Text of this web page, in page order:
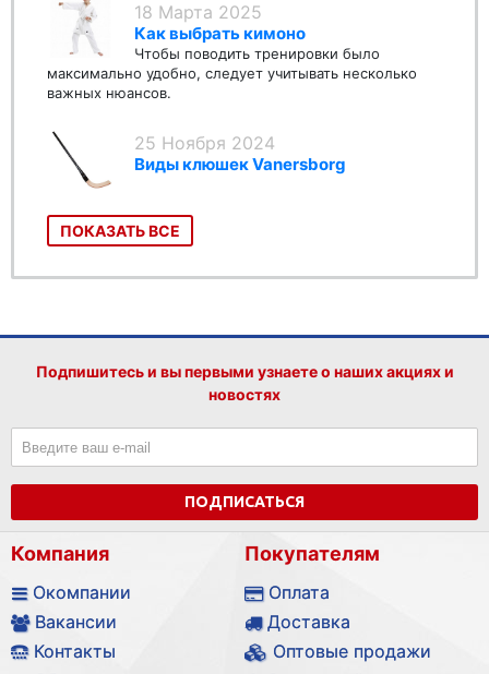
18 Марта 2025
Как выбрать кимоно
Чтобы поводить тренировки было
максимально удобно, следует учитывать несколько
важных нюансов.
25 Ноября 2024
Виды клюшек Vanersborg
ПОКАЗАТЬ ВСЕ
Подпишитесь и вы первыми узнаете о наших акциях и
новостях
ПОДПИСАТЬСЯ
Компания
Окомпании
Вакансии
Контакты
Покупателям
Оплата
Доставка
Оптовые продажи